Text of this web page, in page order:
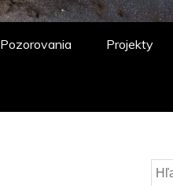
Pozorovania Projekty